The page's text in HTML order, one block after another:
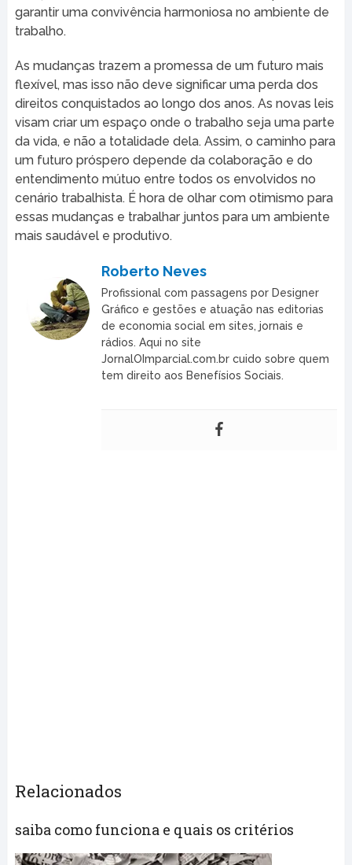
garantir uma convivência harmoniosa no ambiente de
trabalho.
As mudanças trazem a promessa de um futuro mais
flexível, mas isso não deve significar uma perda dos
direitos conquistados ao longo dos anos. As novas leis
visam criar um espaço onde o trabalho seja uma parte
da vida, e não a totalidade dela. Assim, o caminho para
um futuro próspero depende da colaboração e do
entendimento mútuo entre todos os envolvidos no
cenário trabalhista. É hora de olhar com otimismo para
essas mudanças e trabalhar juntos para um ambiente
mais saudável e produtivo.
Roberto Neves
Profissional com passagens por Designer
Gráfico e gestões e atuação nas editorias
de economia social em sites, jornais e
rádios. Aqui no site
JornalOImparcial.com.br cuido sobre quem
tem direito aos Benefísios Sociais.
Relacionados
saiba como funciona e quais os critérios